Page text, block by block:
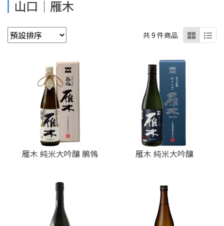
山口│雁木
共 9 件商品
雁木 純米大吟釀 鶺鴒 雁木 純米大吟釀